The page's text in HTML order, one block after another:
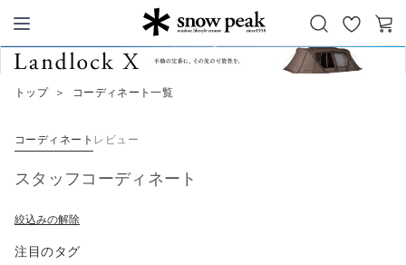
Snow Peak
お
気
カ
トップ ＞ コーディネート一覧
コーディネート レビュー
スタッフコーディネート
絞込みの解除
注目のタグ